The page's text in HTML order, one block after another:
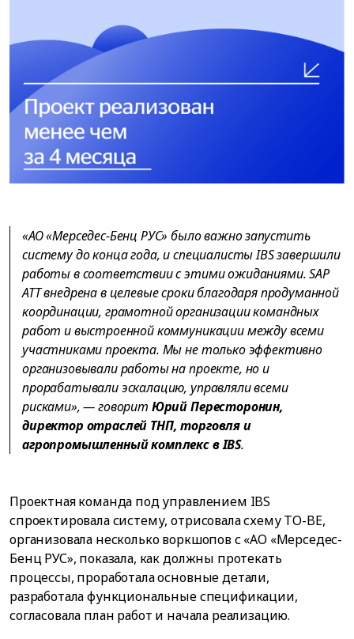
«АО «Мерседес-Бенц РУС» было важно запустить
систему до конца года, и специалисты IBS завершили
работы в соответствии с этими ожиданиями. SAP
ATT внедрена в целевые сроки благодаря продуманной
координации, грамотной организации командных
работ и выстроенной коммуникации между всеми
участниками проекта. Мы не только эффективно
организовывали работы на проекте, но и
прорабатывали эскалацию, управляли всеми
рисками», — говорит Юрий Пересторонин,
директор отраслей ТНП, торговля и
агропромышленный комплекс в IBS.
Проектная команда под управлением IBS
спроектировала систему, отрисовала схему TO-BE,
организовала несколько воркшопов с «АО «Мерседес-
Бенц РУС», показала, как должны протекать
процессы, проработала основные детали,
разработала функциональные спецификации,
согласовала план работ и начала реализацию.